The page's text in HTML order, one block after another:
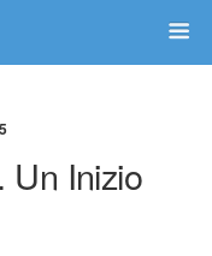
Un Inizio